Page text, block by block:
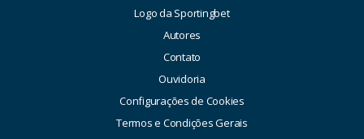
Logo da Sportingbet
Autores
Contato
Ouvidoria
Configurações de Cookies
Termos e Condições Gerais